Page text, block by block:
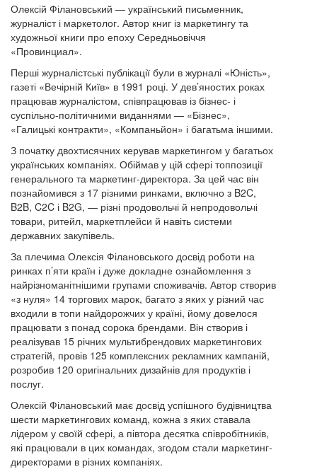
Олексій Філановський — український письменник,
журналіст і маркетолог. Автор книг із маркетингу та
художньої книги про епоху Середньовіччя
«Провинциал».
Перші журналістські публікації були в журналі «Юність»,
газеті «Вечірній Київ» в 1991 році. У дев’яностих роках
працював журналістом, співпрацював із бізнес- і
суспільно-політичними виданнями — «Бізнес»,
«Галицькі контракти», «Компаньйон» і багатьма іншими.
З початку двохтисячних керував маркетингом у багатьох
українських компаніях. Обіймав у цій сфері топпозиції
генерального та маркетинг-директора. За цей час він
познайомився з 17 різними ринками, включно з B2C,
B2B, C2C і B2G, — різні продовольчі й непродовольчі
товари, ритейл, маркетплейси й навіть системи
державних закупівель.
За плечима Олексія Філановського досвід роботи на
ринках п’яти країн і дуже докладне ознайомлення з
найрізноманітнішими групами споживачів. Автор створив
«з нуля» 14 торгових марок, багато з яких у різний час
входили в топи найдорожчих у країні, йому довелося
працювати з понад сорока брендами. Він створив і
реалізував 15 річних мультибрендових маркетингових
стратегій, провів 125 комплексних рекламних кампаній,
розробив 120 оригінальних дизайнів для продуктів і
послуг.
Олексій Філановський має досвід успішного будівництва
шести маркетингових команд, кожна з яких ставала
лідером у своїй сфері, а півтора десятка співробітників,
які працювали в цих командах, згодом стали маркетинг-
директорами в різних компаніях.